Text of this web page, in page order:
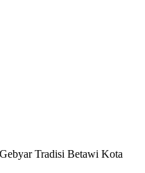
Tradisi Betawi Kota